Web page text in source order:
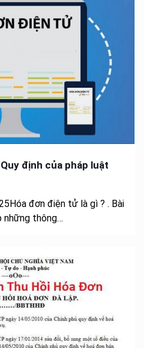
định của pháp luật
đơn điện tử là gì ? . Bài
những thông…